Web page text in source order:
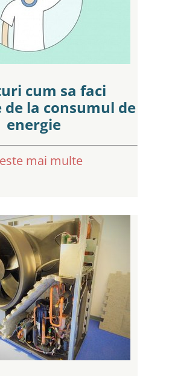
cum sa faci
de la consumul de
energie
mai multe